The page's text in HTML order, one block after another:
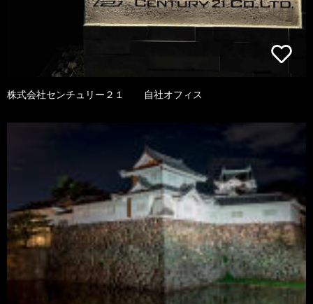
株式会社センチュリー２１ 自社オフィス